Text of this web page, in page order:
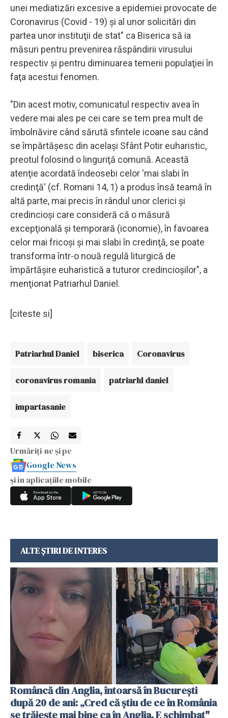
unei mediatizări excesive a epidemiei provocate de
Coronavirus (Covid - 19) şi al unor solicitări din
partea unor instituţii de stat" ca Biserica să ia
măsuri pentru prevenirea răspândirii virusului
respectiv şi pentru diminuarea temerii populaţiei în
faţa acestui fenomen.
"Din acest motiv, comunicatul respectiv avea în
vedere mai ales pe cei care se tem prea mult de
îmbolnăvire când sărută sfintele icoane sau când
se împărtăşesc din acelaşi Sfânt Potir euharistic,
preotul folosind o linguriţă comună. Această
atenţie acordată îndeosebi celor 'mai slabi în
credinţă' (cf. Romani 14, 1) a produs însă teamă în
altă parte, mai precis în rândul unor clerici şi
credincioşi care consideră că o măsură
excepţională şi temporară (iconomie), în favoarea
celor mai fricoşi şi mai slabi în credinţă, se poate
transforma într-o nouă regulă liturgică de
împărtăşire euharistică a tuturor credincioşilor", a
menţionat Patriarhul Daniel.
[citeste si]
Patriarhul Daniel biserica Coronavirus
coronavirus romania patriarhl daniel
impartasanie
Urmăriți-ne și pe
Google News
și în aplicațiile mobile
ALTE ȘTIRI DE INTERES
Româncă din Anglia, întoarsă în București
după 20 de ani: „Cred că știu de ce în România
se trăiește mai bine ca în Anglia. E schimbat"